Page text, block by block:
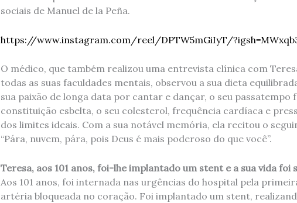
sociais de Manuel de la Peña.
https://www.instagram.com/reel/DPTW5mGiIyT/
O médico, que também realizou uma entrevista clínica com
todas as suas faculdades mentais, observou a sua dieta
sua paixão de longa data por cantar e dançar, o seu passatempo
constituição esbelta, o seu colesterol, frequência cardíaca e
dos limites ideais. Com a sua notável memória, ela recitou o
“Pára, nuvem, pára, pois Deus é mais poderoso do que você”.
Teresa, aos 101 anos, foi-lhe implantado um stent e a sua vida foi
Aos 101 anos, foi internada nas urgências do hospital pela
artéria bloqueada no coração. Foi implantado um stent,